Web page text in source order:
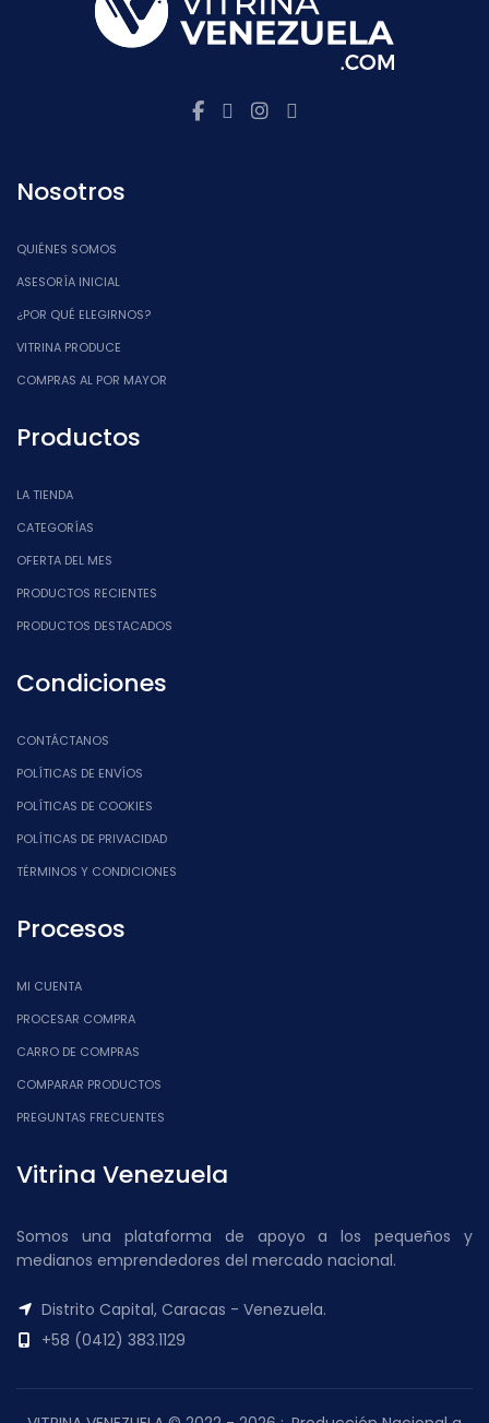
Nosotros
QUIÉNES SOMOS
ASESORÍA INICIAL
¿POR QUÉ ELEGIRNOS?
VITRINA PRODUCE
COMPRAS AL POR MAYOR
Productos
LA TIENDA
CATEGORÍAS
OFERTA DEL MES
PRODUCTOS RECIENTES
PRODUCTOS DESTACADOS
Condiciones
CONTÁCTANOS
POLÍTICAS DE ENVÍOS
POLÍTICAS DE COOKIES
POLÍTICAS DE PRIVACIDAD
TÉRMINOS Y CONDICIONES
Procesos
MI CUENTA
PROCESAR COMPRA
CARRO DE COMPRAS
COMPARAR PRODUCTOS
PREGUNTAS FRECUENTES
Vitrina Venezuela
Somos una plataforma de apoyo a los pequeños y
medianos emprendedores del mercado nacional.
Distrito Capital, Caracas - Venezuela.
+58 (0412) 383.1129